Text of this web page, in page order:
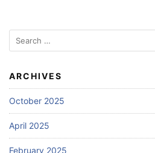
Search
for:
ARCHIVES
October 2025
April 2025
February 2025